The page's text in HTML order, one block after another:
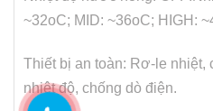
~32oC; MID: ~36oC; HIGH:
Thiết bị an toàn: Rơ-le nhiệt,
nhiệt độ, chống dò điện.